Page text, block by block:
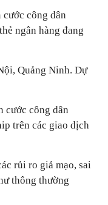
công dân
ngân hàng đang
Quảng Ninh. Dự
cước công dân
trên các giao dịch
rủi ro giả mạo, sai
thông thường